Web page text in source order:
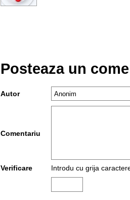
Posteaza un
Autor
Comentariu
Verificare Introdu cu grija